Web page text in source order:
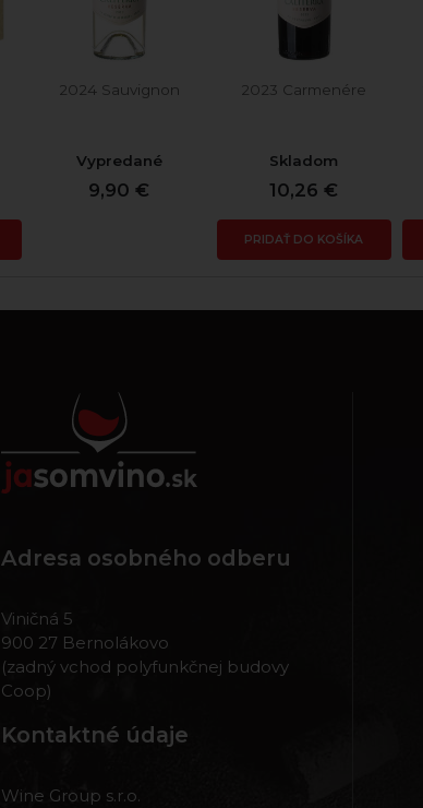
2024 Sauvignon
Vypredané
9,90 €
2023 Carmenére
Skladom
10,26 €
PRIDAŤ DO KOŠÍKA
Adresa osobného odberu
Viničná 5
900 27 Bernolákovo
(zadný vchod polyfunkčnej budovy
Coop)
Kontaktné údaje
Wine Group s.r.o.